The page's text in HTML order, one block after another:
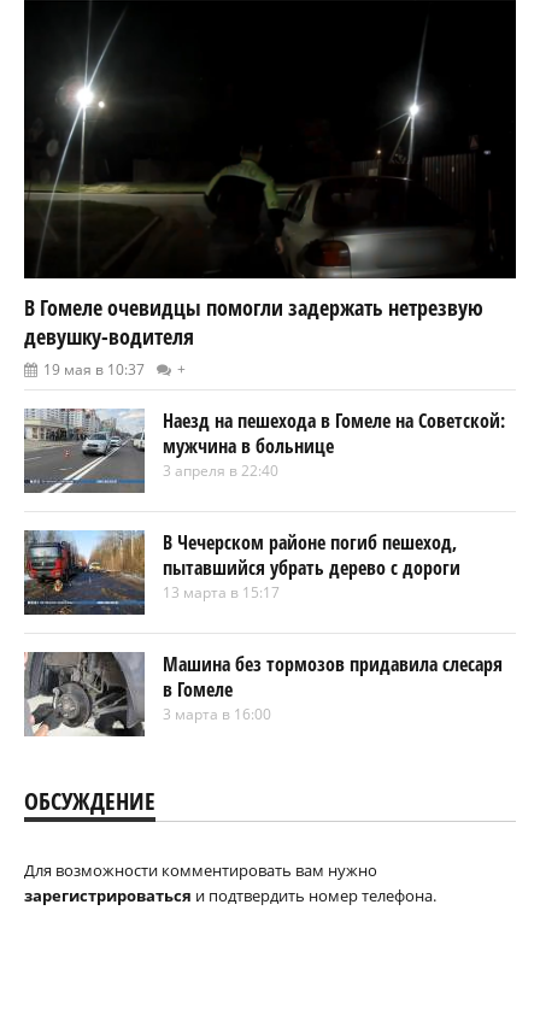
В Гомеле очевидцы помогли задержать нетрезвую
девушку-водителя
19 мая в 10:37 +
Наезд на пешехода в Гомеле на Советской:
мужчина в больнице
3 апреля в 22:40
В Чечерском районе погиб пешеход,
пытавшийся убрать дерево с дороги
13 марта в 15:17
Машина без тормозов придавила слесаря
в Гомеле
3 марта в 16:00
ОБСУЖДЕНИЕ
Для возможности комментировать вам нужно
зарегистрироваться и подтвердить номер телефона.